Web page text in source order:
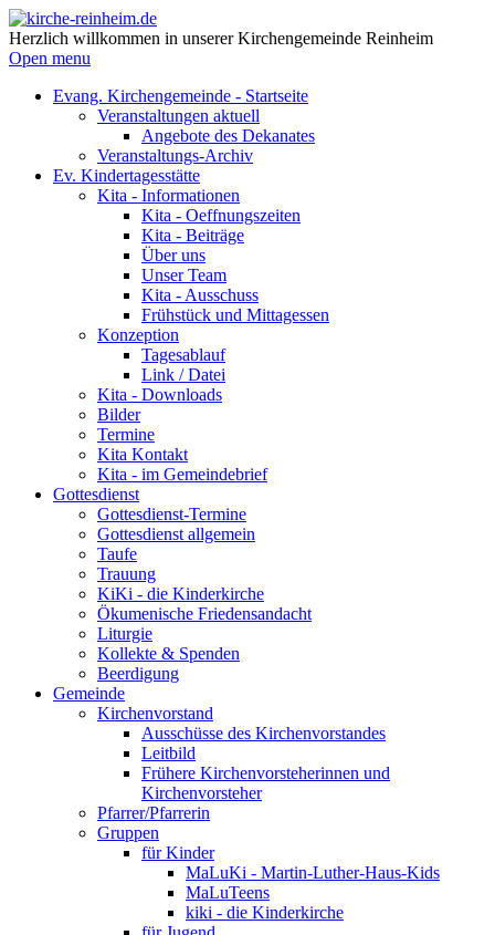
Herzlich willkommen in unserer Kirchengemeinde Reinheim
Open menu
Evang. Kirchengemeinde - Startseite
Veranstaltungen aktuell
Angebote des Dekanates
Veranstaltungs-Archiv
Ev. Kindertagesstätte
Kita - Informationen
Kita - Oeffnungszeiten
Kita - Beiträge
Über uns
Unser Team
Kita - Ausschuss
Frühstück und Mittagessen
Konzeption
Tagesablauf
Link / Datei
Kita - Downloads
Bilder
Termine
Kita Kontakt
Kita - im Gemeindebrief
Gottesdienst
Gottesdienst-Termine
Gottesdienst allgemein
Taufe
Trauung
KiKi - die Kinderkirche
Ökumenische Friedensandacht
Liturgie
Kollekte & Spenden
Beerdigung
Gemeinde
Kirchenvorstand
Ausschüsse des Kirchenvorstandes
Leitbild
Frühere Kirchenvorsteherinnen und
Kirchenvorsteher
Pfarrer/Pfarrerin
Gruppen
für Kinder
MaLuKi - Martin-Luther-Haus-Kids
MaLuTeens
kiki - die Kinderkirche